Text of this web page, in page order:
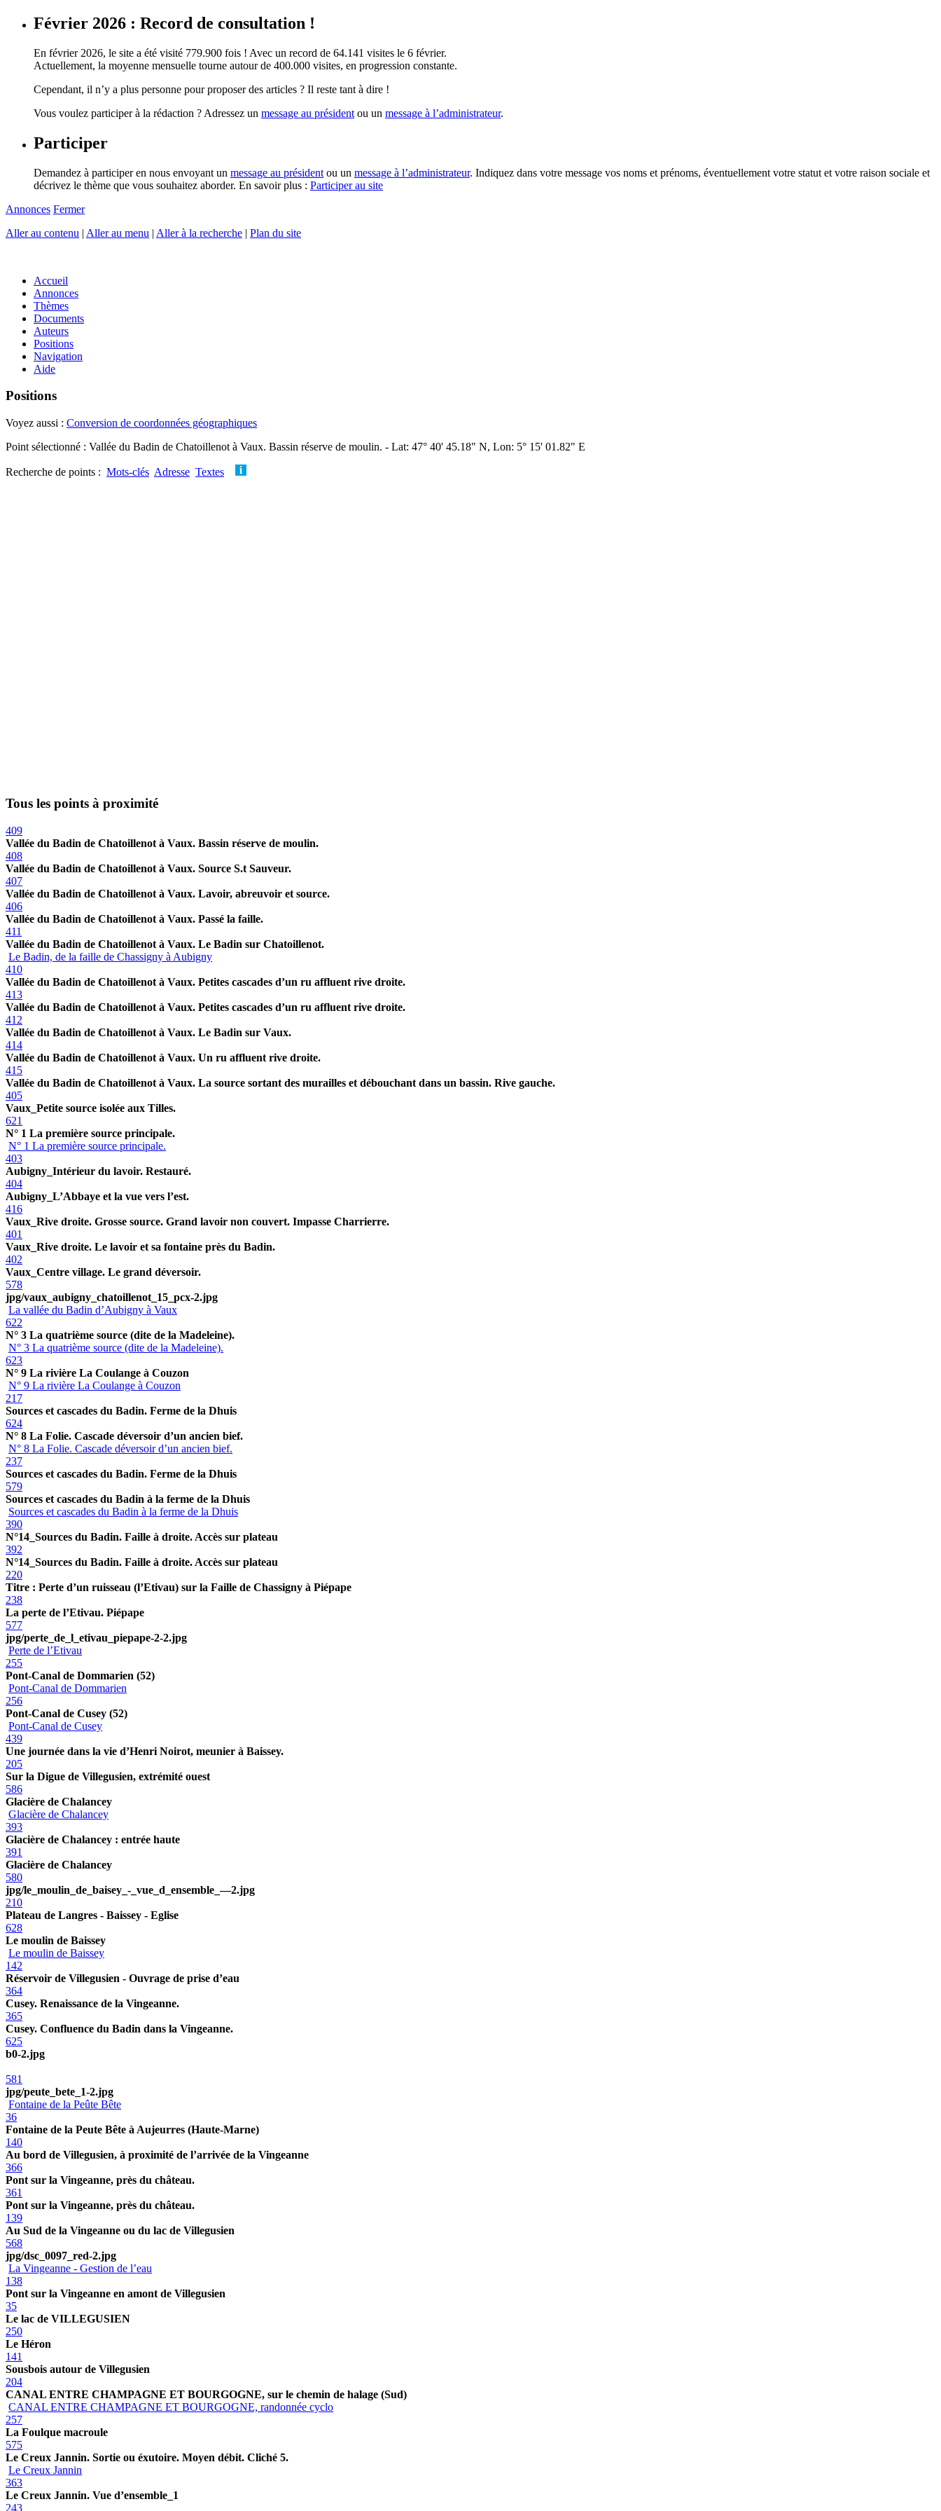
Février 2026 : Record de consultation !
En février 2026, le site a été visité 779.900 fois ! Avec un record de 64.141 visites le 6 février.
Actuellement, la moyenne mensuelle tourne autour de 400.000 visites, en progression constante.
Cependant, il n’y a plus personne pour proposer des articles ? Il reste tant à dire !
Vous voulez participer à la rédaction ? Adressez un message au président ou un message à l’administrateur.
Participer
Demandez à participer en nous envoyant un message au président ou un message à l’administrateur. Indiquez dans votre message vos noms et prénoms, éventuellement votre statut et votre raison sociale et
décrivez le thème que vous souhaitez aborder. En savoir plus : Participer au site
Annonces Fermer
Aller au contenu | Aller au menu | Aller à la recherche | Plan du site
Accueil
Annonces
Thèmes
Documents
Auteurs
Positions
Navigation
Aide
Positions
Voyez aussi : Conversion de coordonnées géographiques
Point sélectionné : Vallée du Badin de Chatoillenot à Vaux. Bassin réserve de moulin. - Lat: 47° 40' 45.18" N, Lon: 5° 15' 01.82" E
Recherche de points : Mots-clés Adresse Textes
Tous les points à proximité
409
Vallée du Badin de Chatoillenot à Vaux. Bassin réserve de moulin.
408
Vallée du Badin de Chatoillenot à Vaux. Source S.t Sauveur.
407
Vallée du Badin de Chatoillenot à Vaux. Lavoir, abreuvoir et source.
406
Vallée du Badin de Chatoillenot à Vaux. Passé la faille.
411
Vallée du Badin de Chatoillenot à Vaux. Le Badin sur Chatoillenot.
Le Badin, de la faille de Chassigny à Aubigny
410
Vallée du Badin de Chatoillenot à Vaux. Petites cascades d’un ru affluent rive droite.
413
Vallée du Badin de Chatoillenot à Vaux. Petites cascades d’un ru affluent rive droite.
412
Vallée du Badin de Chatoillenot à Vaux. Le Badin sur Vaux.
414
Vallée du Badin de Chatoillenot à Vaux. Un ru affluent rive droite.
415
Vallée du Badin de Chatoillenot à Vaux. La source sortant des murailles et débouchant dans un bassin. Rive gauche.
405
Vaux_Petite source isolée aux Tilles.
621
N° 1 La première source principale.
N° 1 La première source principale.
403
Aubigny_Intérieur du lavoir. Restauré.
404
Aubigny_L’Abbaye et la vue vers l’est.
416
Vaux_Rive droite. Grosse source. Grand lavoir non couvert. Impasse Charrierre.
401
Vaux_Rive droite. Le lavoir et sa fontaine près du Badin.
402
Vaux_Centre village. Le grand déversoir.
578
jpg/vaux_aubigny_chatoillenot_15_pcx-2.jpg
La vallée du Badin d’Aubigny à Vaux
622
N° 3 La quatrième source (dite de la Madeleine).
N° 3 La quatrième source (dite de la Madeleine).
623
N° 9 La rivière La Coulange à Couzon
N° 9 La rivière La Coulange à Couzon
217
Sources et cascades du Badin. Ferme de la Dhuis
624
N° 8 La Folie. Cascade déversoir d’un ancien bief.
N° 8 La Folie. Cascade déversoir d’un ancien bief.
237
Sources et cascades du Badin. Ferme de la Dhuis
579
Sources et cascades du Badin à la ferme de la Dhuis
Sources et cascades du Badin à la ferme de la Dhuis
390
N°14_Sources du Badin. Faille à droite. Accès sur plateau
392
N°14_Sources du Badin. Faille à droite. Accès sur plateau
220
Titre : Perte d’un ruisseau (l’Etivau) sur la Faille de Chassigny à Piépape
238
La perte de l’Etivau. Piépape
577
jpg/perte_de_l_etivau_piepape-2-2.jpg
Perte de l’Etivau
255
Pont-Canal de Dommarien (52)
Pont-Canal de Dommarien
256
Pont-Canal de Cusey (52)
Pont-Canal de Cusey
439
Une journée dans la vie d’Henri Noirot, meunier à Baissey.
205
Sur la Digue de Villegusien, extrémité ouest
586
Glacière de Chalancey
Glacière de Chalancey
393
Glacière de Chalancey : entrée haute
391
Glacière de Chalancey
580
jpg/le_moulin_de_baisey_-_vue_d_ensemble_—2.jpg
210
Plateau de Langres - Baissey - Eglise
628
Le moulin de Baissey
Le moulin de Baissey
142
Réservoir de Villegusien - Ouvrage de prise d’eau
364
Cusey. Renaissance de la Vingeanne.
365
Cusey. Confluence du Badin dans la Vingeanne.
625
b0-2.jpg
581
jpg/peute_bete_1-2.jpg
Fontaine de la Peûte Bête
36
Fontaine de la Peute Bête à Aujeurres (Haute-Marne)
140
Au bord de Villegusien, à proximité de l’arrivée de la Vingeanne
366
Pont sur la Vingeanne, près du château.
361
Pont sur la Vingeanne, près du château.
139
Au Sud de la Vingeanne ou du lac de Villegusien
568
jpg/dsc_0097_red-2.jpg
La Vingeanne - Gestion de l’eau
138
Pont sur la Vingeanne en amont de Villegusien
35
Le lac de VILLEGUSIEN
250
Le Héron
141
Sousbois autour de Villegusien
204
CANAL ENTRE CHAMPAGNE ET BOURGOGNE, sur le chemin de halage (Sud)
CANAL ENTRE CHAMPAGNE ET BOURGOGNE, randonnée cyclo
257
La Foulque macroule
575
Le Creux Jannin. Sortie ou éxutoire. Moyen débit. Cliché 5.
Le Creux Jannin
363
Le Creux Jannin. Vue d’ensemble_1
243